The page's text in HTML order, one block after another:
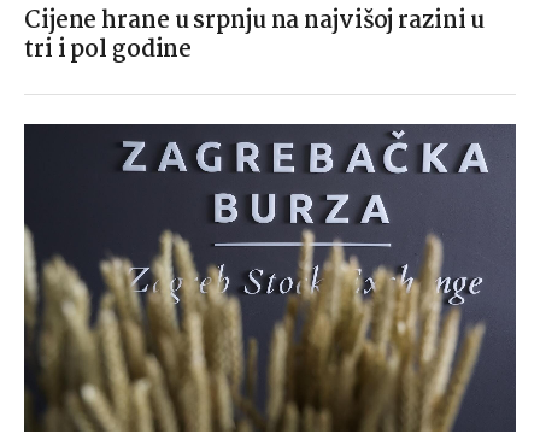
Cijene hrane u srpnju na najvišoj razini u
tri i pol godine